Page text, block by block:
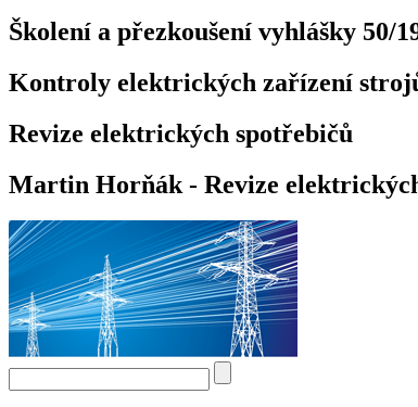
Školení a přezkoušení vyhlášky 50/
Kontroly elektrických zařízení
Revize elektrických spotřebičů
Martin Horňák - Revize